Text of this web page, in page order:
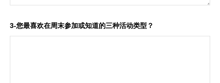
3-您最喜欢在周末参加或知道的三种活动类型？